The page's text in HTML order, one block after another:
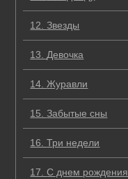
12.Звезды
13.Девочка
14.Журавли
15.Забытые сны
16.Три недели
17.С днем рождения